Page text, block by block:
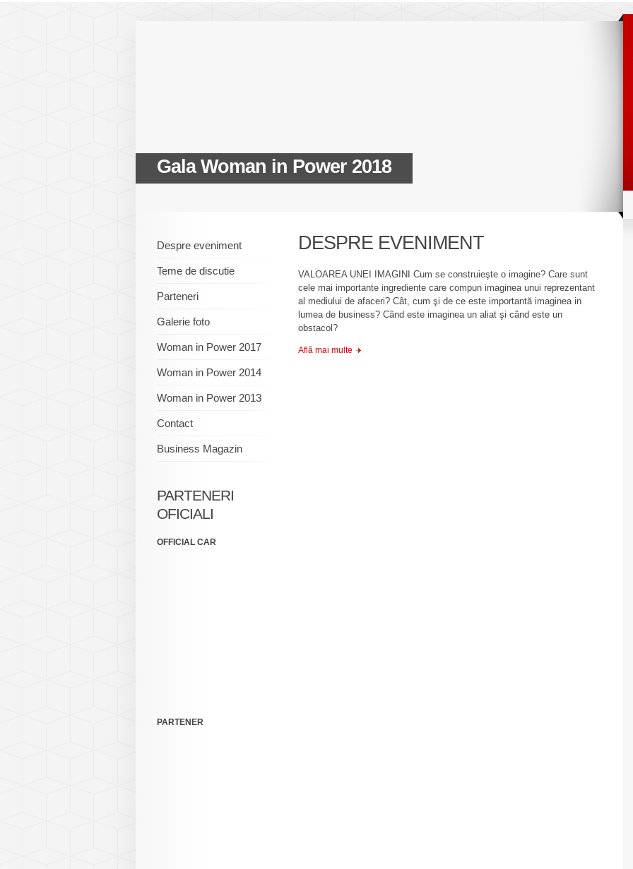
Gala Woman in Power 2018
Despre eveniment
Teme de discutie
Parteneri
Galerie foto
Woman in Power 2017
Woman in Power 2014
Woman in Power 2013
Contact
Business Magazin
PARTENERI
OFICIALI
OFFICIAL CAR
PARTENER
DESPRE EVENIMENT
VALOAREA UNEI IMAGINI Cum se construieşte o imagine? Care sunt
cele mai importante ingrediente care compun imaginea unui reprezentant
al mediului de afaceri? Cât, cum şi de ce este importantă imaginea in
lumea de business? Când este imaginea un aliat şi când este un
obstacol?
Află mai multe